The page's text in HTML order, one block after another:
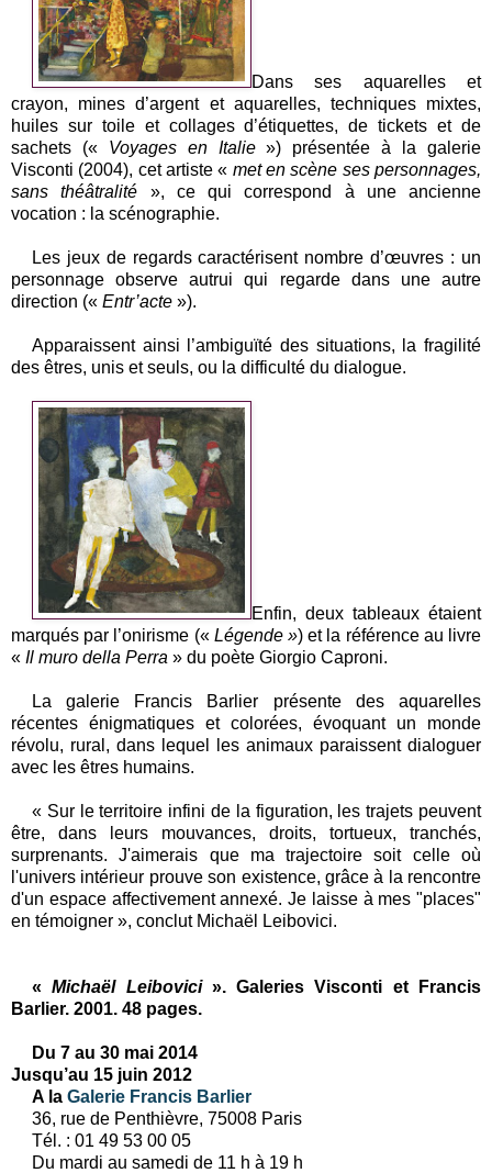
Dans ses aquarelles et
crayon, mines d’argent et aquarelles, techniques mixtes,
huiles sur toile et collages d’étiquettes, de tickets et de
sachets (« Voyages en Italie») présentée à la galerie
Visconti (2004), cet artiste « met en scène ses personnages,
sans théâtralité », ce qui correspond à une ancienne
vocation : la scénographie.
Les jeux de regards caractérisent nombre d’œuvres : un
personnage observe autrui qui regarde dans une autre
direction (« Entr’acte »).
Apparaissent ainsi l’ambiguïté des situations, la fragilité
des êtres, unis et seuls, ou la difficulté du dialogue.
Enfin, deux tableaux étaient
marqués par l’onirisme (« Légende ») et la référence au livre
« Il muro della Perra » du poète Giorgio Caproni.
La galerie Francis Barlier présente des aquarelles
récentes énigmatiques et colorées, évoquant un monde
révolu, rural, dans lequel les animaux paraissent dialoguer
avec les êtres humains.
« Sur le territoire infini de la figuration, les trajets peuvent
être, dans leurs mouvances, droits, tortueux, tranchés,
surprenants. J'aimerais que ma trajectoire soit celle où
l'univers intérieur prouve son existence, grâce à la rencontre
d'un espace affectivement annexé. Je laisse à mes "places"
en témoigner », conclut Michaël Leibovici.
«Michaël Leibovici». Galeries Visconti et Francis
Barlier. 2001. 48 pages.
Du 7 au 30 mai 2014
Jusqu’au 15 juin 2012
A la Galerie Francis Barlier
36, rue de Penthièvre, 75008 Paris
Tél. : 01 49 53 00 05
Du mardi au samedi de 11 h à 19 h